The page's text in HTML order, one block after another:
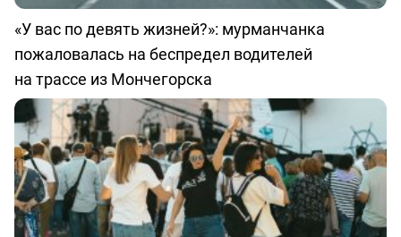
«У вас по девять жизней?»: мурманчанка
пожаловалась на беспредел водителей
на трассе из Мончегорска